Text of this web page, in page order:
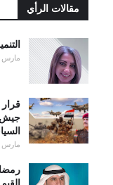
مقالات الرأي
مارس 29, 2026
جيش
مارس 26, 2026